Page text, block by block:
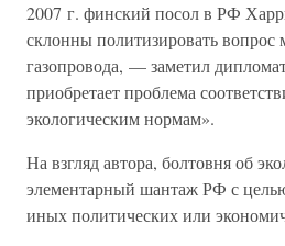
2007 г. финский посол в РФ
склонны политизировать вопрос
газопровода, — заметил
приобретает проблема
экологическим нормам».
На взгляд автора, болтовня об
элементарный шантаж РФ с
иных политических или